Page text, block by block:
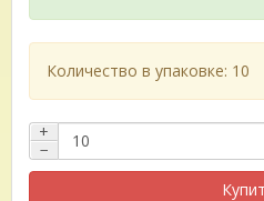
Количество в упаковке: 10
+
−